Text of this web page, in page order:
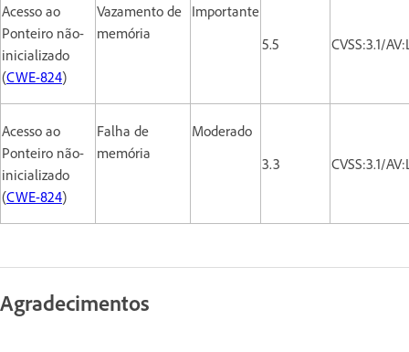
Acesso ao
Ponteiro não-
inicializado
(CWE-824)
Vazamento de
memória
Importante
5.5
CVSS:3.1/
Acesso ao
Ponteiro não-
inicializado
(CWE-824)
Falha de
memória
Moderado
3.3
CVSS:3.1/
Agradecimentos